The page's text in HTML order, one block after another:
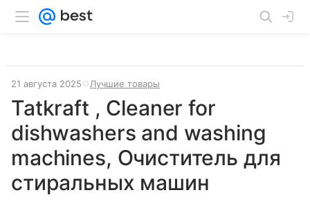
21 августа 2025 Лучшие товары
Tatkraft , Cleaner for
dishwashers and washing
machines, Очиститель для
стиральных машин